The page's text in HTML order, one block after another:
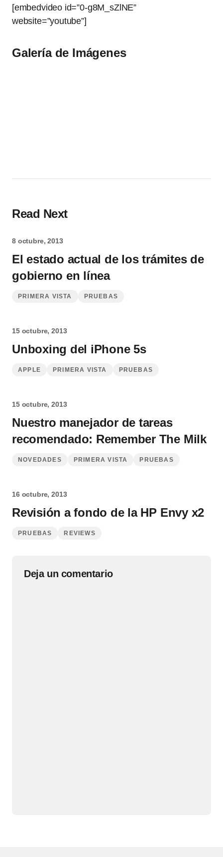
[embedvideo id=”0-g8M_sZlNE”
website=”youtube”]
Galería de Imágenes
Read Next
8 octubre, 2013
El estado actual de los trámites de
gobierno en línea
PRIMERA VISTA PRUEBAS
15 octubre, 2013
Unboxing del iPhone 5s
APPLE PRIMERA VISTA PRUEBAS
15 octubre, 2013
Nuestro manejador de tareas
recomendado: Remember The Milk
NOVEDADES PRIMERA VISTA PRUEBAS
16 octubre, 2013
Revisión a fondo de la HP Envy x2
PRUEBAS REVIEWS
Deja un comentario